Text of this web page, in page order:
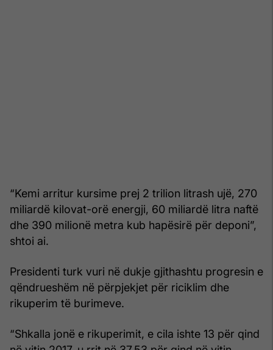
“Kemi arritur kursime prej 2 trilion litrash ujë, 270
miliardë kilovat-orë energji, 60 miliardë litra naftë
dhe 390 milionë metra kub hapësirë për deponi”,
shtoi ai.
Presidenti turk vuri në dukje gjithashtu progresin e
qëndrueshëm në përpjekjet për riciklim dhe
rikuperim të burimeve.
“Shkalla jonë e rikuperimit, e cila ishte 13 për qind